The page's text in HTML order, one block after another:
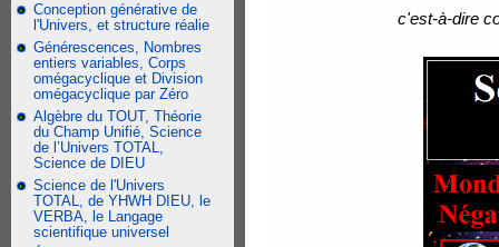
Conception générative de
l'Univers, et structure réalie
Générescences, Nombres
entiers variables, Corps
omégacyclique et Division
omégacyclique par Zéro
Algèbre du TOUT, Théorie
du Champ Unifié, Science
de l’Univers TOTAL,
Science de DIEU
Science de l'Univers
TOTAL, de YHWH DIEU, le
VERBA, le Langage
scientifique universel
c'est-à-dire